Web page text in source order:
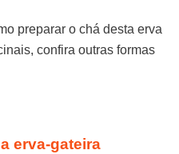
preparar o chá desta erva
confira outras formas
erva-gateira